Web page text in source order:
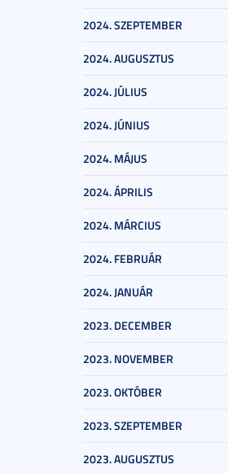
2024. SZEPTEMBER
2024. AUGUSZTUS
2024. JÚLIUS
2024. JÚNIUS
2024. MÁJUS
2024. ÁPRILIS
2024. MÁRCIUS
2024. FEBRUÁR
2024. JANUÁR
2023. DECEMBER
2023. NOVEMBER
2023. OKTÓBER
2023. SZEPTEMBER
2023. AUGUSZTUS